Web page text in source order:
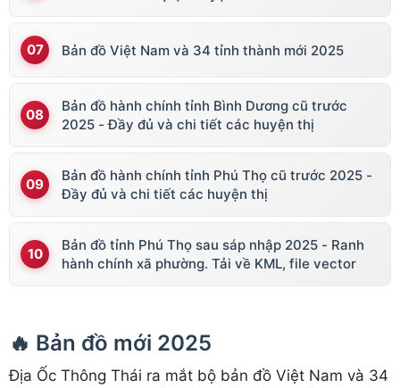
Bản đồ Việt Nam và 34 tỉnh thành mới 2025
Bản đồ hành chính tỉnh Bình Dương cũ trước
2025 - Đầy đủ và chi tiết các huyện thị
Bản đồ hành chính tỉnh Phú Thọ cũ trước 2025 -
Đầy đủ và chi tiết các huyện thị
Bản đồ tỉnh Phú Thọ sau sáp nhập 2025 - Ranh
hành chính xã phường. Tải về KML, file vector
🔥 Bản đồ mới 2025
Địa Ốc Thông Thái ra mắt bộ bản đồ Việt Nam và 34